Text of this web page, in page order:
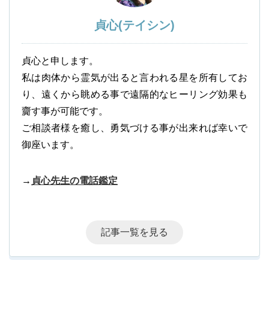
貞心(テイシン)
貞心と申します。
私は肉体から霊気が出ると言われる星を所有してお
り、遠くから眺める事で遠隔的なヒーリング効果も
齎す事が可能です。
ご相談者様を癒し、勇気づける事が出来れば幸いで
御座います。
→ 貞心先生の電話鑑定
記事一覧を見る